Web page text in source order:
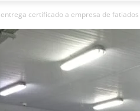
certificado a empresa de fatiados